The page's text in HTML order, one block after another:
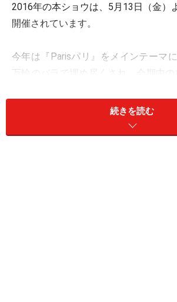
2016年の本ショウは、5月13日（金）
開催されています。
今年は『Parisパリ』をメインテーマ
万輪のバラで埋め尽くされ、会期中の
『第18回 国際バラとガーデニングショ
期間：2016年5月13日（金）～18日（
続きを読む